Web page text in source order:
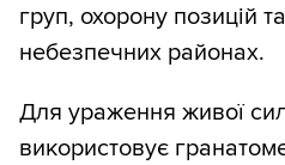
груп, охорону позицій
небезпечних районах.
Для ураження живої
використовує